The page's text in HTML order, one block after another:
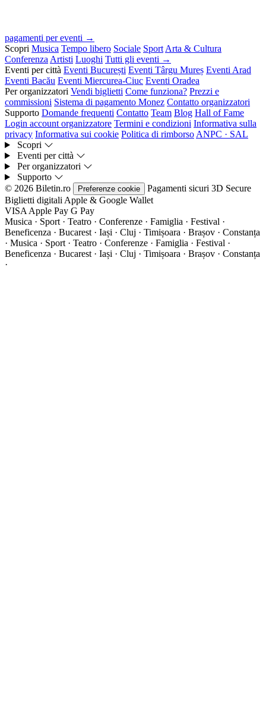
pagamenti per eventi →
Scopri Musica Tempo libero Sociale Sport Arta & Cultura
Conferenza Artisti Luoghi Tutti gli eventi →
Eventi per città Eventi București Eventi Târgu Mureș Eventi Arad
Eventi Bacău Eventi Miercurea-Ciuc Eventi Oradea
Per organizzatori Vendi biglietti Come funziona? Prezzi e
commissioni Sistema di pagamento Monez Contatto organizzatori
Supporto Domande frequenti Contatto Team Blog Hall of Fame
Login account organizzatore Termini e condizioni Informativa sulla
privacy Informativa sui cookie Politica di rimborso ANPC · SAL
Scopri
Eventi per città
Per organizzatori
Supporto
© 2026 Biletin.ro
Preferenze cookie Pagamenti sicuri 3D Secure
Biglietti digitali Apple & Google Wallet
VISA Apple Pay G Pay
Musica · Sport · Teatro · Conferenze · Famiglia · Festival ·
Beneficenza · Bucarest · Iași · Cluj · Timișoara · Brașov · Constanța
· Musica · Sport · Teatro · Conferenze · Famiglia · Festival ·
Beneficenza · Bucarest · Iași · Cluj · Timișoara · Brașov · Constanța
·